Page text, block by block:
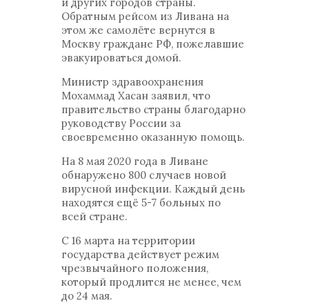
Обратным рейсом из Ливана на
этом же самолёте вернутся в
Москву граждане РФ, пожелавшие
эвакуироваться домой.
Министр здравоохранения
Мохаммад Хасан заявил, что
правительство страны благодарно
руководству России за
своевременно оказанную помощь.
На 8 мая 2020 года в Ливане
обнаружено 800 случаев новой
вирусной инфекции. Каждый день
находятся ещё 5-7 больных по
всей стране.
С 16 марта на территории
государства действует режим
чрезвычайного положения,
который продлится не менее, чем
до 24 мая.